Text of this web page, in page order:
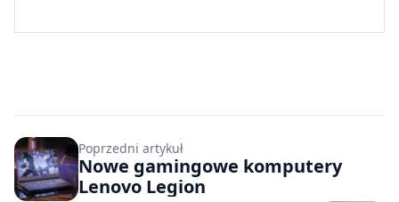
Poprzedni artykuł
Nowe gamingowe komputery
Lenovo Legion